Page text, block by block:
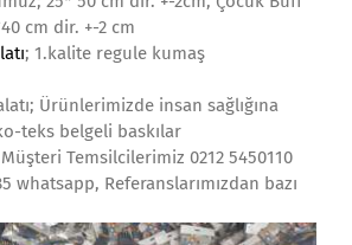
cm dir. +-2 cm
; 1.kalite regule kumaş
Ürünlerimizde insan sağlığına
teks belgeli baskılar
Temsilcilerimiz 0212 5450110
whatsapp, Referanslarımızdan bazı